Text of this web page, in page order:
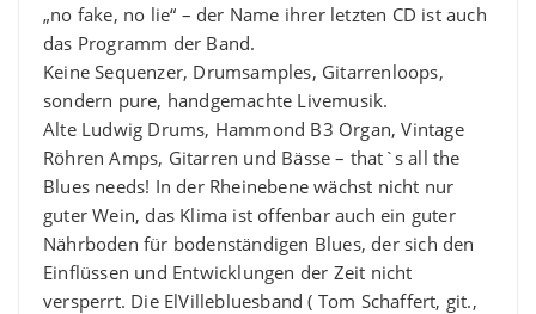
„no fake, no lie“ – der Name ihrer letzten CD ist auch
das Programm der Band.
Keine Sequenzer, Drumsamples, Gitarrenloops,
sondern pure, handgemachte Livemusik.
Alte Ludwig Drums, Hammond B3 Organ, Vintage
Röhren Amps, Gitarren und Bässe – that`s all the
Blues needs! In der Rheinebene wächst nicht nur
guter Wein, das Klima ist offenbar auch ein guter
Nährboden für bodenständigen Blues, der sich den
Einflüssen und Entwicklungen der Zeit nicht
versperrt. Die ElVillebluesband ( Tom Schaffert, git.,